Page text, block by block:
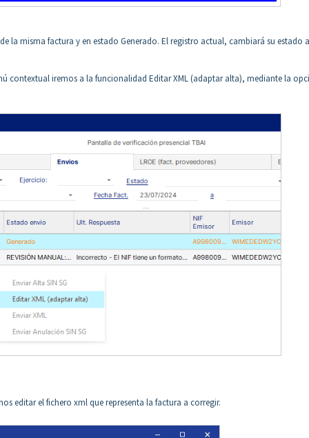
la misma factura y en estado Generado. El registro actual, cambiará su estado a
contextual iremos a la funcionalidad Editar XML (adaptar alta), mediante la
editar el fichero xml que representa la factura a corregir.